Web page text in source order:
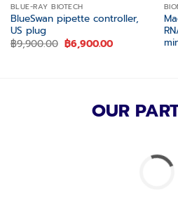
BLUE-RAY BIOTECH
BlueSwan pipette controller,
US plug
฿9,900.00 Original
price
฿6,900.00Current
OUR